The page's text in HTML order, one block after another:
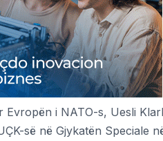
i NATO-s, Uesli
së në Gjykatën Speciale